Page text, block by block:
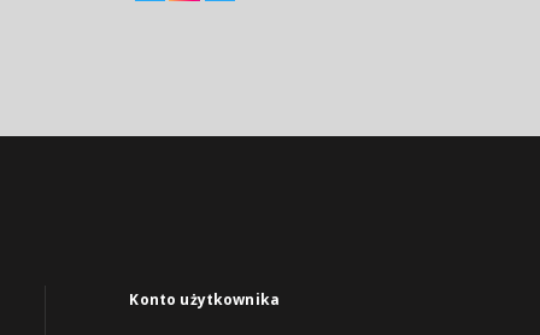
Konto użytkownika